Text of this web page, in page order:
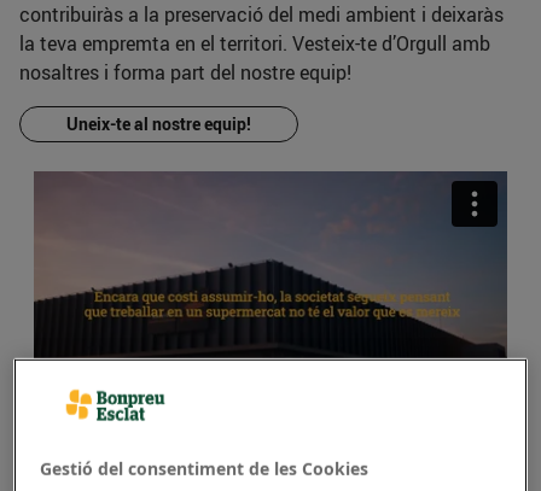
contribuiràs a la preservació del medi ambient i deixaràs
la teva empremta en el territori. Vesteix-te d’Orgull amb
nosaltres i forma part del nostre equip!
Uneix-te al nostre equip!
Gestió del consentiment de les Cookies